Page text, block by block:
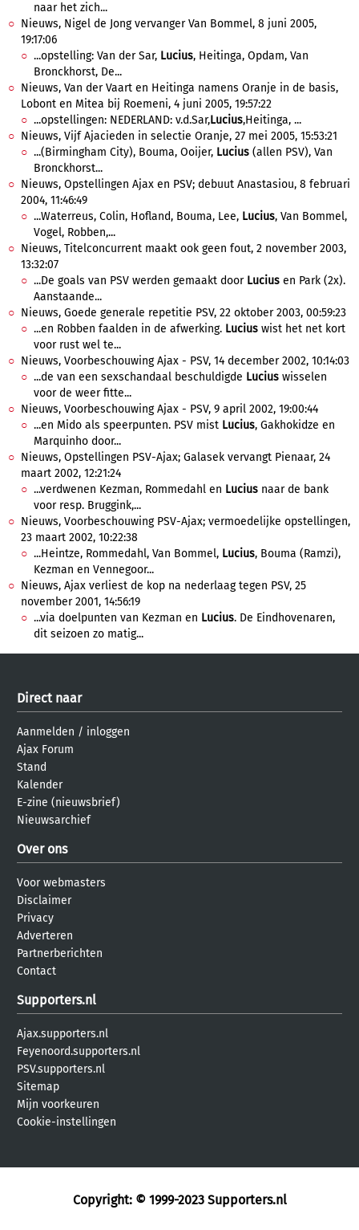
naar het zich...
Nieuws, Nigel de Jong vervanger Van Bommel, 8 juni 2005,
19:17:06
...opstelling: Van der Sar, Lucius, Heitinga, Opdam, Van
Bronckhorst, De...
Nieuws, Van der Vaart en Heitinga namens Oranje in de basis,
Lobont en Mitea bij Roemeni, 4 juni 2005, 19:57:22
...opstellingen: NEDERLAND: v.d.Sar,Lucius,Heitinga, ...
Nieuws, Vijf Ajacieden in selectie Oranje, 27 mei 2005, 15:53:21
...(Birmingham City), Bouma, Ooijer, Lucius (allen PSV), Van
Bronckhorst...
Nieuws, Opstellingen Ajax en PSV; debuut Anastasiou, 8 februari
2004, 11:46:49
...Waterreus, Colin, Hofland, Bouma, Lee, Lucius, Van Bommel,
Vogel, Robben,...
Nieuws, Titelconcurrent maakt ook geen fout, 2 november 2003,
13:32:07
...De goals van PSV werden gemaakt door Lucius en Park (2x).
Aanstaande...
Nieuws, Goede generale repetitie PSV, 22 oktober 2003, 00:59:23
...en Robben faalden in de afwerking. Lucius wist het net kort
voor rust wel te...
Nieuws, Voorbeschouwing Ajax - PSV, 14 december 2002, 10:14:03
...de van een sexschandaal beschuldigde Lucius wisselen
voor de weer fitte...
Nieuws, Voorbeschouwing Ajax - PSV, 9 april 2002, 19:00:44
...en Mido als speerpunten. PSV mist Lucius, Gakhokidze en
Marquinho door...
Nieuws, Opstellingen PSV-Ajax; Galasek vervangt Pienaar, 24
maart 2002, 12:21:24
...verdwenen Kezman, Rommedahl en Lucius naar de bank
voor resp. Bruggink,...
Nieuws, Voorbeschouwing PSV-Ajax; vermoedelijke opstellingen,
23 maart 2002, 10:22:38
...Heintze, Rommedahl, Van Bommel, Lucius, Bouma (Ramzi),
Kezman en Vennegoor...
Nieuws, Ajax verliest de kop na nederlaag tegen PSV, 25
november 2001, 14:56:19
...via doelpunten van Kezman en Lucius. De Eindhovenaren,
dit seizoen zo matig...
Direct naar
Aanmelden / inloggen
Ajax Forum
Stand
Kalender
E-zine (nieuwsbrief)
Nieuwsarchief
Over ons
Voor webmasters
Disclaimer
Privacy
Adverteren
Partnerberichten
Contact
Supporters.nl
Ajax.supporters.nl
Feyenoord.supporters.nl
PSV.supporters.nl
Sitemap
Mijn voorkeuren
Cookie-instellingen
Copyright: © 1999-2023 Supporters.nl